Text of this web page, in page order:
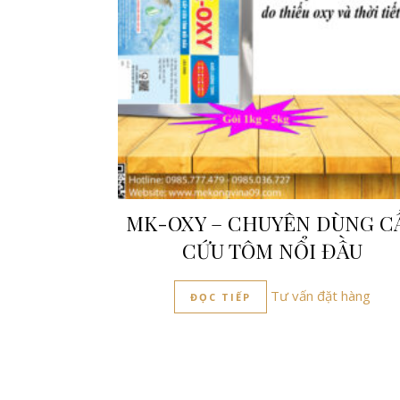
MK-OXY – CHUYÊN DÙNG
CỨU TÔM NỔI ĐẦU
ĐỌC TIẾP Tư vấn đặt hàng